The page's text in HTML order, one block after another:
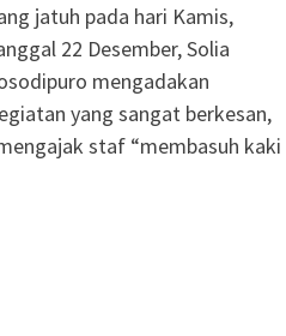
jatuh pada hari Kamis,
22 Desember, Solia
mengadakan
yang sangat berkesan,
staf “membasuh kaki